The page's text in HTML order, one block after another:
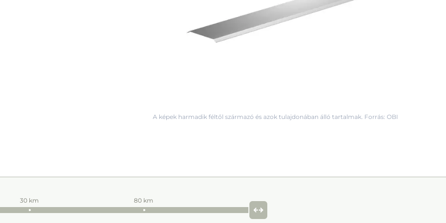
A képek harmadik féltől származó és azok tulajdonában álló tartalmak. Forrás: OBI
30 km 80 km